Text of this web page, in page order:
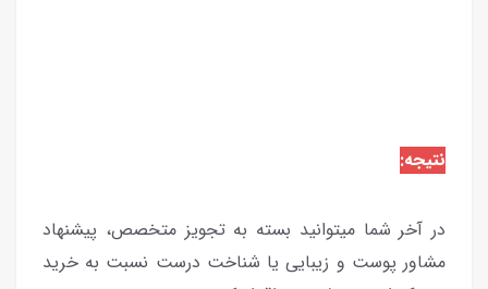
نتیجه:
در آخر شما میتوانید بسته به تجویز متخصص، پیشنهاد
مشاور پوست و زیبایی یا شناخت درست نسبت به خرید